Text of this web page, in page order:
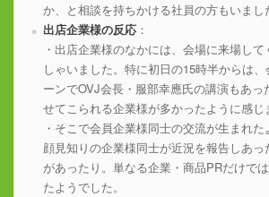
か、と相談を持ちかける社員の方もいまし
出店企業様の反応：
・出店企業様のなかには、会場に来場し
しゃいました。特に初日の15時半からは
ーンでOVJ会長・服部幸應氏の講演もあっ
せてこられる企業様が多かったように感じ
・そこで会員企業様同士の交流が生まれ
顔見知りの企業様同士が近況を報告しあ
があったり。単なる企業・商品PRだけで
たようでした。